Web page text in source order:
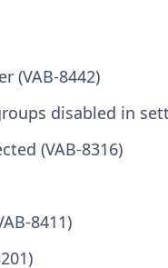
(VAB-8442)
disabled in
(VAB-8316)
8411)